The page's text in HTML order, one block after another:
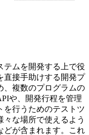
テムを開発する上で役
直接手助けする開発プ
、複数のプログラムの
や、開発行程を管理
を行うためのテストツ
な場所で使えるよう
どが含まれます。これ